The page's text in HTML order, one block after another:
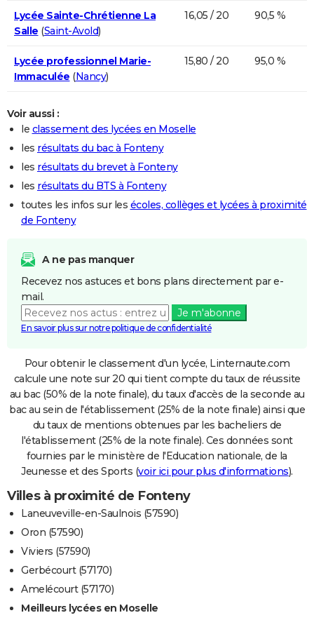
Lycée Sainte-Chrétienne La
Salle (Saint-Avold)
16,05 / 20 90,5 %
Lycée professionnel Marie-
Immaculée (Nancy)
15,80 / 20 95,0 %
Voir aussi :
le classement des lycées en Moselle
les résultats du bac à Fonteny
les résultats du brevet à Fonteny
les résultats du BTS à Fonteny
toutes les infos sur les écoles, collèges et lycées à proximité
de Fonteny
A ne pas manquer
Recevez nos astuces et bons plans directement par e-
mail.
Je m'abonne
En savoir plus sur notre politique de confidentialité
Pour obtenir le classement d'un lycée, Linternaute.com
calcule une note sur 20 qui tient compte du taux de réussite
au bac (50% de la note finale), du taux d'accès de la seconde au
bac au sein de l'établissement (25% de la note finale) ainsi que
du taux de mentions obtenues par les bacheliers de
l'établissement (25% de la note finale). Ces données sont
fournies par le ministère de l'Education nationale, de la
Jeunesse et des Sports (voir ici pour plus d'informations).
Villes à proximité de Fonteny
Laneuveville-en-Saulnois (57590)
Oron (57590)
Viviers (57590)
Gerbécourt (57170)
Amelécourt (57170)
Meilleurs lycées en Moselle